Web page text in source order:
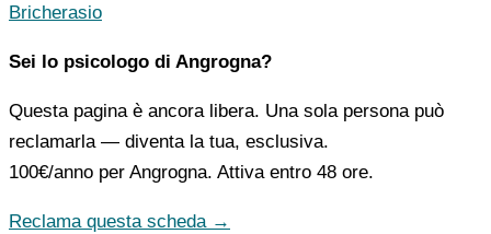
Bricherasio
Sei lo psicologo di Angrogna?
Questa pagina è ancora libera. Una sola persona può
reclamarla — diventa la tua, esclusiva.
100€/anno per Angrogna. Attiva entro 48 ore.
Reclama questa scheda →